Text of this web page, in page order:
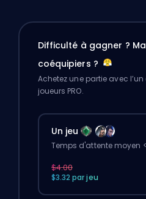
Difficulté à gagner ?
coéquipiers ?
Achetez une partie avec
joueurs PRO.
Un jeu
Temps d'attente moyen
$4.00
$3.32 par jeu